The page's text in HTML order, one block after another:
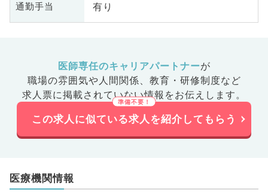
通勤手当 有り
医師専任のキャリアパートナーが
職場の雰囲気や人間関係、 教育・研修制度など
求人票に掲載されていない情報をお伝えします。
この求人に似ている求人を紹介してもらう
医療機関情報